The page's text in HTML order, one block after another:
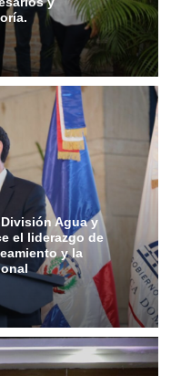
Agua y
el liderazgo de
y la